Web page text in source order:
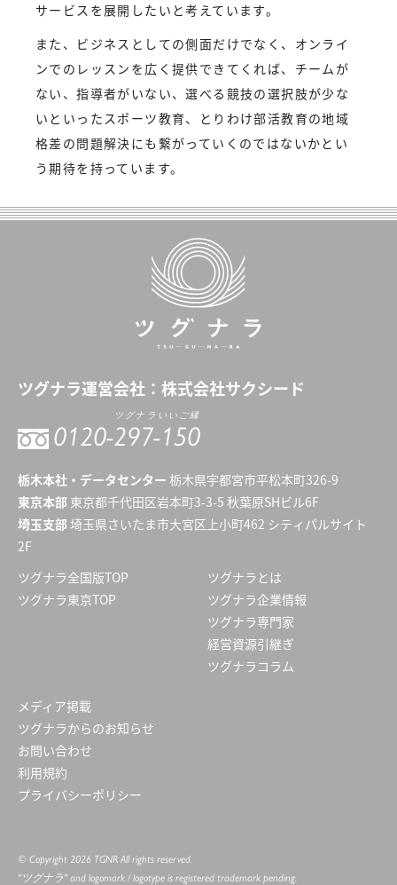
サービスを展開したいと考えています。
また、ビジネスとしての側面だけでなく、オンライ
ンでのレッスンを広く提供できてくれば、チームが
ない、指導者がいない、選べる競技の選択肢が少な
いといったスポーツ教育、とりわけ部活教育の地域
格差の問題解決にも繋がっていくのではないかとい
う期待を持っています。
ツグナラ運営会社： 株式会社サクシード
0120-297-150
ツグナラいいご縁
栃木本社・データセンター 栃木県宇都宮市平松本町326-9
東京本部 東京都千代田区岩本町3-3-5 秋葉原SHビル6F
埼玉支部 埼玉県さいたま市大宮区上小町462 シティパルサイト
2F
ツグナラ全国版TOP
ツグナラ東京TOP
ツグナラとは
ツグナラ企業情報
ツグナラ専門家
経営資源引継ぎ
ツグナラコラム
メディア掲載
ツグナラからのお知らせ
お問い合わせ
利用規約
プライバシーポリシー
© Copyright 2026 TGNR All rights reserved.
"ツグナラ" and logomark / logotype is registered trademark pending.